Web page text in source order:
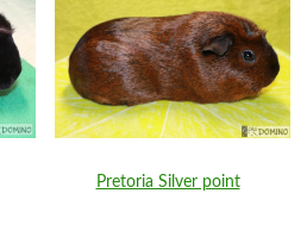
Pretoria Silver point